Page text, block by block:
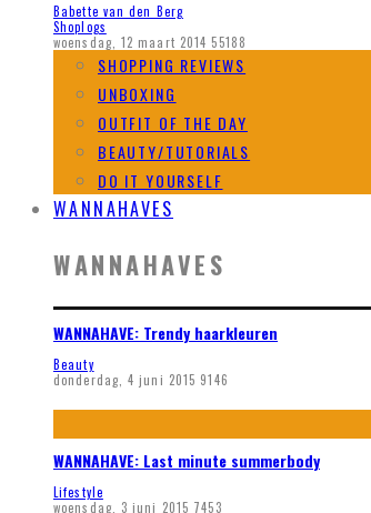
Babette van den Berg
Shoplogs
woensdag, 12 maart 2014 55188
SHOPPING REVIEWS
UNBOXING
OUTFIT OF THE DAY
BEAUTY/TUTORIALS
DO IT YOURSELF
WANNAHAVES
WANNAHAVES
WANNAHAVE: Trendy haarkleuren
Beauty
donderdag, 4 juni 2015 9146
WANNAHAVE: Last minute summerbody
Lifestyle
woensdag, 3 juni 2015 7453